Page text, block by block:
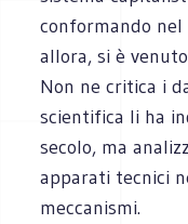
conformando nel
allora, si è
Non ne critica i
scientifica li ha
secolo, ma
apparati tecnici
meccanismi.